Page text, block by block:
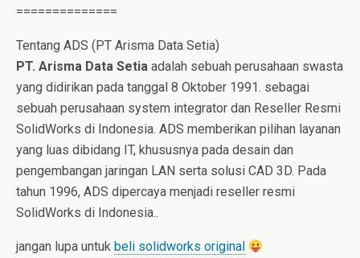
==============
Tentang ADS (PT Arisma Data Setia)
PT. Arisma Data Setia adalah sebuah perusahaan swasta
yang didirikan pada tanggal 8 Oktober 1991. sebagai
sebuah perusahaan system integrator dan Reseller Resmi
SolidWorks di Indonesia. ADS memberikan pilihan layanan
yang luas dibidang IT, khususnya pada desain dan
pengembangan jaringan LAN serta solusi CAD 3D. Pada
tahun 1996, ADS dipercaya menjadi reseller resmi
SolidWorks di Indonesia..
jangan lupa untuk beli solidworks original